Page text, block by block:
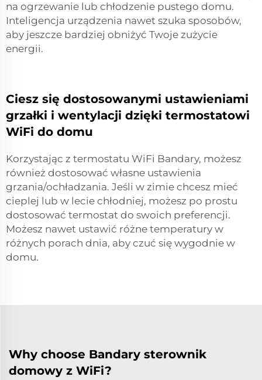
na ogrzewanie lub chłodzenie pustego domu.
Inteligencja urządzenia nawet szuka sposobów,
aby jeszcze bardziej obniżyć Twoje zużycie
energii.
Ciesz się dostosowanymi ustawieniami
grzałki i wentylacji dzięki termostatowi
WiFi do domu
Korzystając z termostatu WiFi Bandary, możesz
również dostosować własne ustawienia
grzania/ochładzania. Jeśli w zimie chcesz mieć
cieplej lub w lecie chłodniej, możesz po prostu
dostosować termostat do swoich preferencji.
Możesz nawet ustawić różne temperatury w
różnych porach dnia, aby czuć się wygodnie w
domu.
Why choose Bandary sterownik
domowy z WiFi?